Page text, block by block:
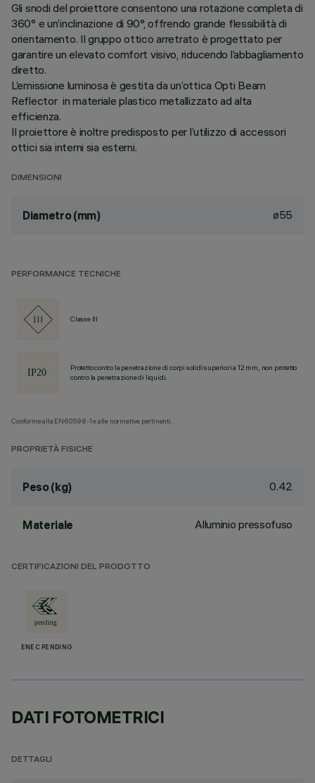
Gli snodi del proiettore consentono una rotazione completa di
360° e un’inclinazione di 90°, offrendo grande flessibilità di
orientamento. Il gruppo ottico arretrato è progettato per
garantire un elevato comfort visivo, riducendo l’abbagliamento
diretto.
L’emissione luminosa è gestita da un’ottica Opti Beam
Reflector in materiale plastico metallizzato ad alta
efficienza.
Il proiettore è inoltre predisposto per l’utilizzo di accessori
ottici sia interni sia esterni.
DIMENSIONI
Diametro (mm) ø55
PERFORMANCE TECNICHE
Classe III
Protetto contro la penetrazione di corpi solidi superiori a 12 mm, non protetto
contro la penetrazione di liquidi.
Conforme alla EN60598-1 e alle normative pertinenti.
PROPRIETÀ FISICHE
Peso (kg) 0.42
Materiale Alluminio pressofuso
CERTIFICAZIONI DEL PRODOTTO
ENEC PENDING
DATI FOTOMETRICI
DETTAGLI